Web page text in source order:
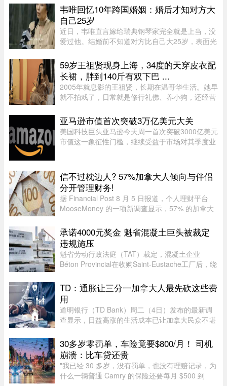
处理周期的困扰，主要原因是该计划“项目目标不
明确，资格标准过于宽泛”。SEPP 是 ...
韦唯回忆10年跨国婚姻：婚后才知对方大
自己25岁
近日，韦唯直言嫁给瑞典钢琴家完全就是上当，没
爱过他。结婚前不知道对方比自己大25岁，表面光
世，自己独自抚养三个儿子。韦唯，原名张菊霞，
壮族，1963年9月28日出生于 ...
59岁王祖贤现身上海，34度的天穿皮衣配
长裙，胖到140斤有双下巴 ...
2005年就息影的王祖贤，长期在温哥华生活。她早
就不拍戏了，日常就是修行礼佛、养小狗，还经营
活动。8月5日，网友在上海机场偶遇王祖贤。34度
的天气穿着皮衣外套配长裙 ...
亚马逊市值首次突破3万亿美元大关
美国科技巨头亚马逊今天周一首次突破3000亿美元
市值这一象征性门槛，继续受益于市场对其季度业
马逊股价上涨5.20%，达到28 ...
信不过枕边人? 57%加拿大人倾向与伴侣
分开管理财务!
据 Financial Post 8 月 5 日报道，个人理财平台
MooseMoney 的一项新调查显示，57% 的加拿大
调查于 6 月收集了 639 名加拿大成年人的反馈，
发现在稳定关系中，最受欢 ...
承诺4000元奖金 魁省混凝土巨头被裁定
违规施压
魁省劳动行政法庭（TAT）裁定，混凝土企业
Béton Provincial在收购Saint-Eustache工厂后，绕
可获4000元”为条件施压，干扰集体协议谈判。法
庭指出，公司未告知员工， ...
TD：通胀让三分一加拿大人最先砍这些费
用
道明银行（TD Bank）周二（4日）发布的最新调
查显示，日益高涨的生活成本已让加拿大民众不堪
Global News报道，道明保险（TD Insurance）的
数据指出，33%的加拿大民众为了节 ...
30多岁零罚单，车险竟要$800/月！ 司机
崩溃：比车贷还贵
"我已经 30 多岁，没有罚单，也没有理赔记录，为
什么一辆普通 Camry 的保险还要每月 $500 到